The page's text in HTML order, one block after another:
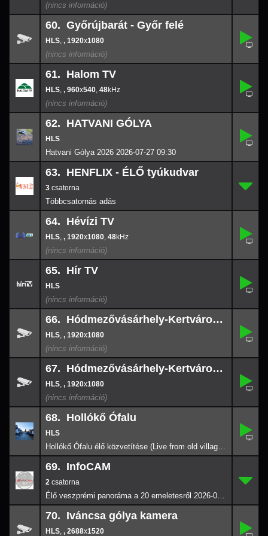
60.
60. Győrújbarát - Győr felé
, , 1920x1080
,
1920x
61.
61. Halom TV
, , 960x540, 48 x540
62.
62. HATVANI GÓLYA
Hatvani Gólya 2026 2026-07-27 09:30
63.
63. HENFLIX - ÉLŐ tyúkudvar
3
64.
64. Hévízi TV
, , 1920x1080, 48
1920x
65.
65. Hír TV
66.
66. Hódmezővásárhely-Kertváros DÉL
, , 1920x1080
,
1920x
67.
67. Hódmezővásárhely-Kertváros É
, , 1920x1080
,
1920x
68.
68. Hollókő Ófalu
Hollókő Ófalu élő közvetítése (Live from old village of Hollókő) 2026-08-03 21:59
69.
69. InfoCAM
2
Élő veszprémi panoráma a 20 emeletesről 2026-07-12 13:00
70.
70. Iváncsa gólya kamera
, , 2688x1520
,